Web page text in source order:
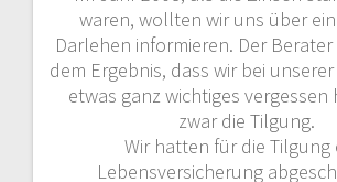
waren, wollten wir uns über
Darlehen informieren. Der
dem Ergebnis, dass wir bei
etwas ganz wichtiges
zwar die Tilgung.
Wir hatten für die Tilgung
Lebensversicherung